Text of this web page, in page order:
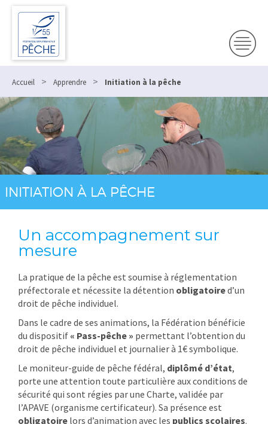
Accueil > Apprendre > Initiation à la pêche
INITIATION À LA PÊCHE
Un accompagnement sur
mesure
La pratique de la pêche est soumise à réglementation
préfectorale et nécessite la détention obligatoired’un
droit de pêche individuel.
Dans le cadre de ses animations, la Fédération bénéficie
du dispositif « Pass-pêche » permettant l’obtention du
droit de pêche individuel et journalier à 1€ symbolique.
Le moniteur-guide de pêche fédéral, diplômé d’état,
porte une attention toute particulière aux conditions de
sécurité qui sont régies par une Charte, validée par
l’APAVE (organisme certificateur). Sa présence est
obligatoire lors d’animation avec les publics scolaires.